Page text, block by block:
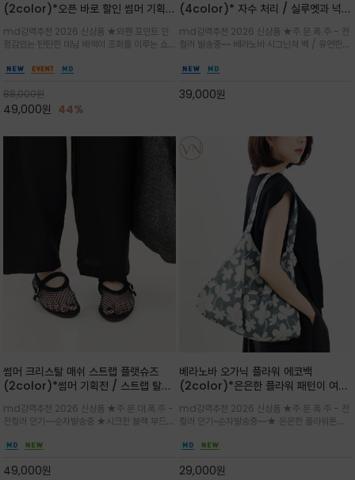
(2color)*오픈 바로 할인 썸머 기획
말 모임룩, 여행룩까지 ~
md강력추천 2026 신상품 ★와펜 포인트 안
정감있는 탄탄한 데님 배색이 조화를 이루는 쇼
클래식한 네이비·아이보리 스트라이프와 산뜻한
88,000원
49,000원 44%
(4color)* 자수 처리 / 실루엣과 넉넉
셜 숄더백
md강력추천 2026 신상품 ★주.문.폭.주 - 전
컬러 발송중~~ 베라노바 시그닌쳐 백 / 유연한
설계로 어깨의 피로도를 낮춰 편안한 착용/가볍
리 숄더백
39,000원
썸머 크리스탈 매쉬 스트랩 플랫슈즈
(2color)*썸머 기획전 / 스트랩 탈착
세한 메쉬 짜임 위로 은은하게 반짝이는
크리스탈 디테일을 더한 플랫슈즈
md강력추천 2026 신상품 ★주.문.대.폭.주 -
전컬러 인기~~순차발송중 ★시크한 블랙 부드러
하게 좋으며 가볍고 시원해 데일리 만능 아이템 /
49,000원
베라노바 오가닉 플라워 에코백
(2color)*은은한 플라워 패턴이 여름
코백
md강력추천 2026 신상품 ★주.문.폭.주 - 전
컬러 인기~순차발송중~~★ 은은한 플라워톤이
고급스럽게 내추럴한 감성의 천연 오가닉 코튼소
해져 완성
29,000원